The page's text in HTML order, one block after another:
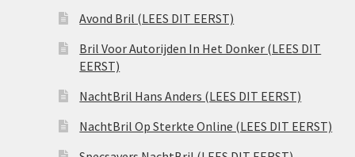
Avond Bril (LEES DIT EERST)
Bril Voor Autorijden In Het Donker (LEES DIT
EERST)
NachtBril Hans Anders (LEES DIT EERST)
NachtBril Op Sterkte Online (LEES DIT EERST)